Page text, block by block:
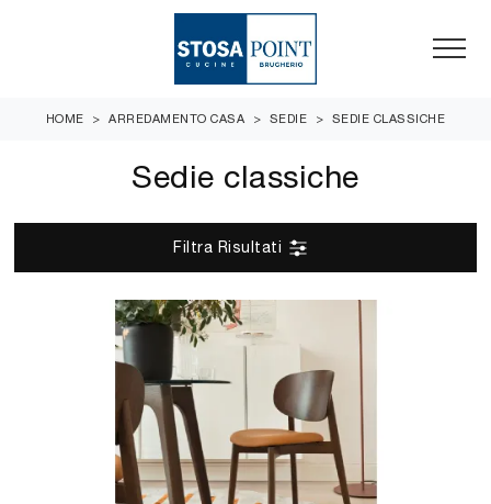
HOME > ARREDAMENTO CASA > SEDIE > SEDIE CLASSICHE
Sedie classiche
Filtra Risultati